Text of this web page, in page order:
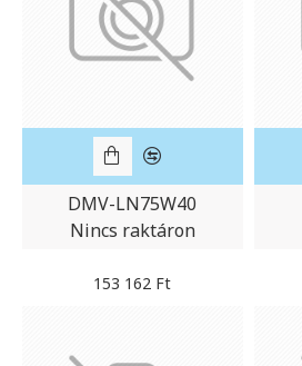
DMV-LN75W40
Nincs raktáron
153 162 Ft